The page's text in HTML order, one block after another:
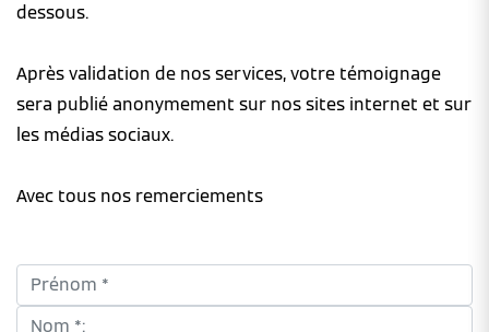
dessous.
Après validation de nos services, votre témoignage
sera publié anonymement sur nos sites internet et sur
les médias sociaux.
Avec tous nos remerciements
Prénom *:
Nom *: